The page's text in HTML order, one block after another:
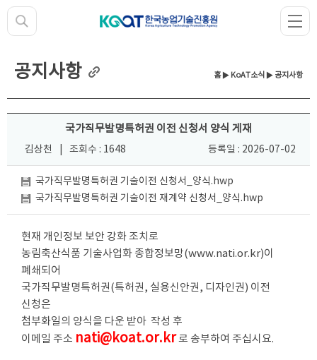
공지사항 홈▶ KoAT소식 ▶ 공지사항
국가직무발명특허권 이전 신청서 양식 게재
김상천 조회수 : 1648 등록일 : 2026-07-02
국가직무발명특허권 기술이전 신청서_양식.hwp
국가직무발명특허권 기술이전 재계약 신청서_양식.hwp
현재 개인정보 보안 강화 조치로
농림축산식품 기술사업화 종합정보망(www.nati.or.kr)이
폐쇄되어
국가직무발명특허권(특허권, 실용신안권, 디자인권) 이전
신청은
첨부화일의 양식을 다운 받아 작성 후
이메일 주소 nati@koat.or.kr로 송부하여 주십시요.